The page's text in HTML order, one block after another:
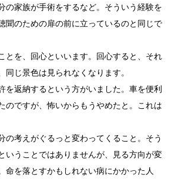
の家族が手術をするなど。そういう経験を
聞のための扉の前に立っているのと同じで
とを、回心といいます。回心すると、それ
同じ景色は見られなくなります。
を返納するという方がいました。車を便利
のですが、怖いからもうやめたと。これは
の考えがぐるっと変わってくること。そう
いうことではありませんが、見る方向が変
命を落とすかもしれない病にかかった人